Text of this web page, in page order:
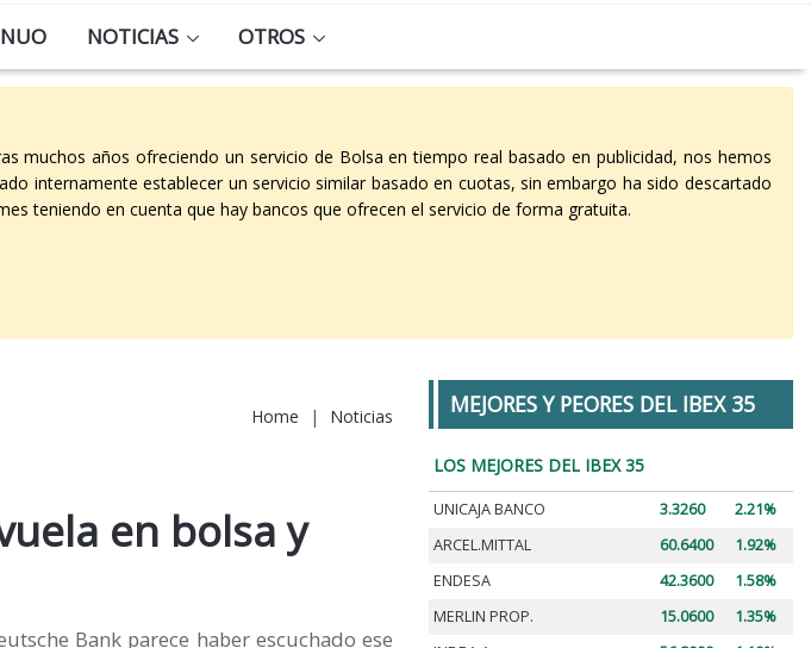
NOTICIAS OTROS
muchos años ofreciendo un servicio de Bolsa en tiempo real basado en publicidad, nos hemos
internamente establecer un servicio similar basado en cuotas, sin embargo ha sido descartado
teniendo en cuenta que hay bancos que ofrecen el servicio de forma gratuita.
Home | Noticias
en bolsa y
Bank parece haber escuchado ese
MEJORES Y PEORES DEL IBEX 35
LOS MEJORES DEL IBEX 35
UNICAJA BANCO 3.3260
2.21%
ARCEL.MITTAL
60.6400
1.92%
ENDESA
42.3600
1.58%
MERLIN PROP.
15.0600
1.35%